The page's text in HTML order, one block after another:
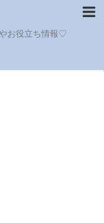
お役立ち情報♡